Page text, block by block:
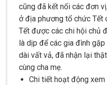
cũng đã kết nối các đơn
ở địa phương tổ chức Tết
Tết được các chi hội chủ
là dịp để các gia đình
dài vất vả, đã nhận lại
cùng cha mẹ.
Chi tiết hoạt động xem